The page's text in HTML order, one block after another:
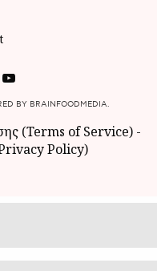
BY BRAINFOODMEDIA.
(Terms of Service)-
Policy)